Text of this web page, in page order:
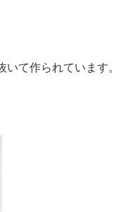
て作られています。